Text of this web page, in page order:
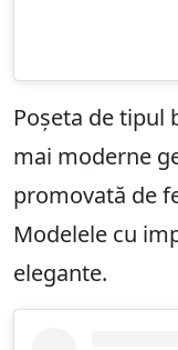
Poșeta de tipul
mai moderne
promovată de
Modelele cu
elegante.